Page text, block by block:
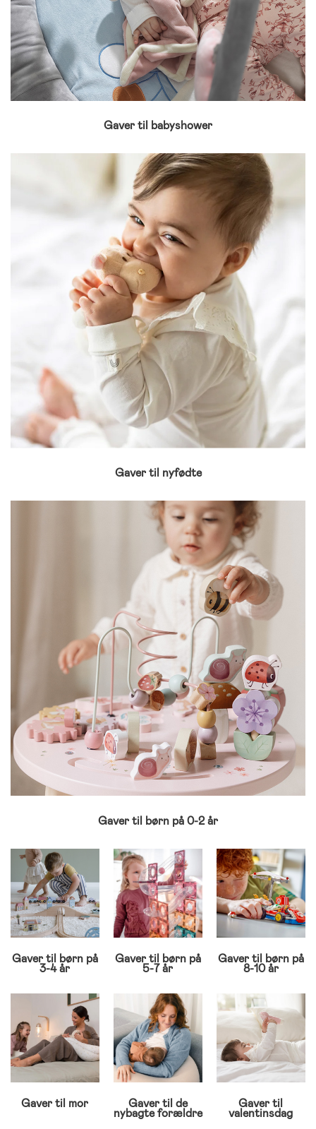
Gaver til babyshower
Gaver til nyfødte
Gaver til børn på 0-2 år
Gaver til børn på
3-4 år
Gaver til børn på
5-7 år
Gaver til børn på
8-10 år
Gaver til mor Gaver til de
nybagte forældre
Gaver til
valentinsdag